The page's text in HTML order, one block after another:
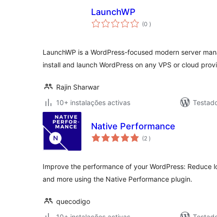
LaunchWP
(0 classificações
)
LaunchWP is a WordPress-focused modern server
install and launch WordPress on any VPS or cloud
Rajin Sharwar
10+ instalações activas
Native Performance
(2 classificações
)
Improve the performance of your WordPress: Reduce
and more using the Native Performance plugin.
quecodigo